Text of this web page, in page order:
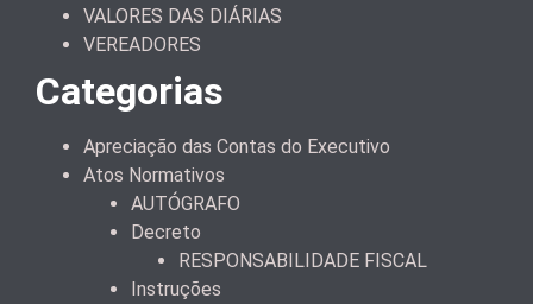
VALORES DAS DIÁRIAS
VEREADORES
Categorias
Apreciação das Contas do Executivo
Atos Normativos
AUTÓGRAFO
Decreto
RESPONSABILIDADE FISCAL
Instruções